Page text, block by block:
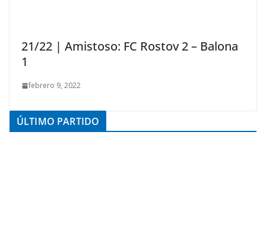
21/22 | Amistoso: FC Rostov 2 – Balona
1
febrero 9, 2022
ÚLTIMO PARTIDO